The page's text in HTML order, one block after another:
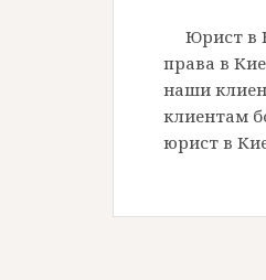
Юрист в
права в
наши
клиентам
юрист в